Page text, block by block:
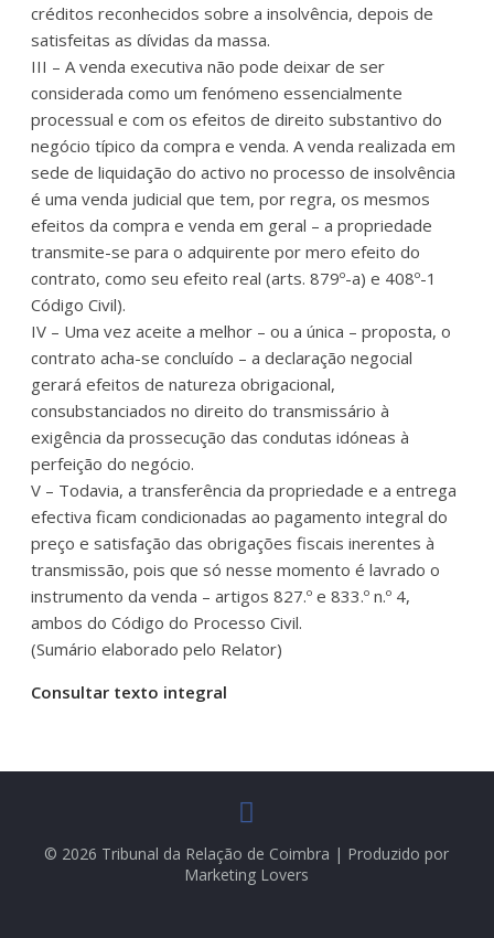
créditos reconhecidos sobre a insolvência, depois de
satisfeitas as dívidas da massa.
III – A venda executiva não pode deixar de ser
considerada como um fenómeno essencialmente
processual e com os efeitos de direito substantivo do
negócio típico da compra e venda. A venda realizada em
sede de liquidação do activo no processo de insolvência
é uma venda judicial que tem, por regra, os mesmos
efeitos da compra e venda em geral – a propriedade
transmite-se para o adquirente por mero efeito do
contrato, como seu efeito real (arts. 879º-a) e 408º-1
Código Civil).
IV – Uma vez aceite a melhor – ou a única – proposta, o
contrato acha-se concluído – a declaração negocial
gerará efeitos de natureza obrigacional,
consubstanciados no direito do transmissário à
exigência da prossecução das condutas idóneas à
perfeição do negócio.
V – Todavia, a transferência da propriedade e a entrega
efectiva ficam condicionadas ao pagamento integral do
preço e satisfação das obrigações fiscais inerentes à
transmissão, pois que só nesse momento é lavrado o
instrumento da venda – artigos 827.º e 833.º n.º 4,
ambos do Código do Processo Civil.
(Sumário elaborado pelo Relator)
Consultar texto integral
© 2026 Tribunal da Relação de Coimbra | Produzido por
Marketing Lovers